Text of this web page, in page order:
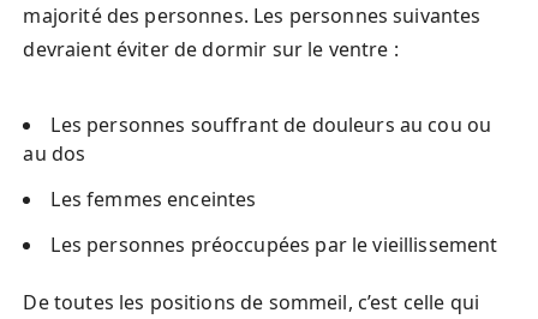
majorité des personnes. Les personnes suivantes
devraient éviter de dormir sur le ventre :
Les personnes souffrant de douleurs au cou ou
au dos
Les femmes enceintes
Les personnes préoccupées par le vieillissement
De toutes les positions de sommeil, c’est celle qui